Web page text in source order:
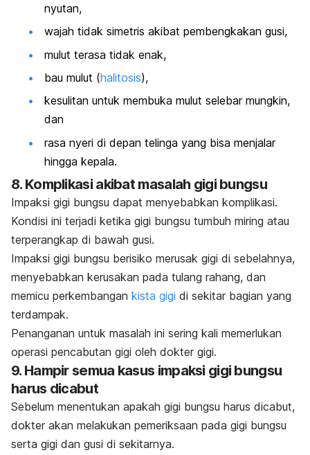
nyutan,
wajah tidak simetris akibat pembengkakan gusi,
mulut terasa tidak enak,
bau mulut (halitosis),
kesulitan untuk membuka mulut selebar mungkin,
dan
rasa nyeri di depan telinga yang bisa menjalar
hingga kepala.
8. Komplikasi akibat masalah gigi bungsu
Impaksi gigi bungsu dapat menyebabkan komplikasi.
Kondisi ini terjadi ketika gigi bungsu tumbuh miring atau
terperangkap di bawah gusi.
Impaksi gigi bungsu berisiko merusak gigi di sebelahnya,
menyebabkan kerusakan pada tulang rahang, dan
memicu perkembangan kista gigi di sekitar bagian yang
terdampak.
Penanganan untuk masalah ini sering kali memerlukan
operasi pencabutan gigi oleh dokter gigi.
9. Hampir semua kasus impaksi gigi bungsu
harus dicabut
Sebelum menentukan apakah gigi bungsu harus dicabut,
dokter akan melakukan pemeriksaan pada gigi bungsu
serta gigi dan gusi di sekitarnya.